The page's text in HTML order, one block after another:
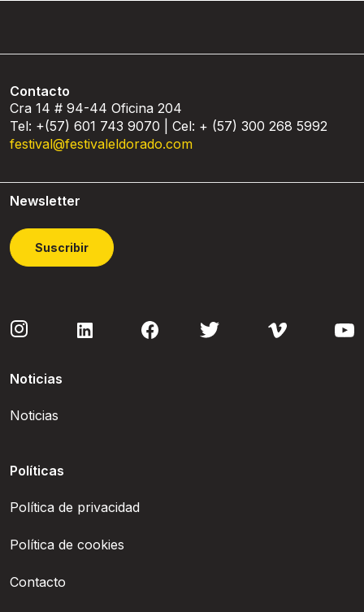
Contacto
Cra 14 # 94-44 Oficina 204
Tel: +(57) 601 743 9070 | Cel: + (57) 300 268 5992
festival@festivaleldorado.com
Newsletter
Suscribir
Noticias
Noticias
Políticas
Política de privacidad
Política de cookies
Contacto